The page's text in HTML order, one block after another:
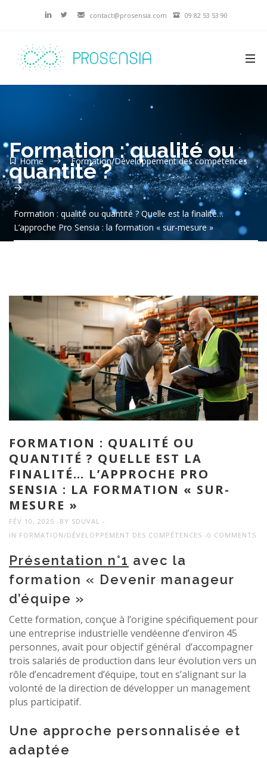
09 82 53 53 90
contact@prosensia.com
Formation : qualité ou
quantité ?
Home Formation/Développement des compétences
Formation : qualité ou quantité ? Quelle est la finalité…
L’approche Pro Sensia : la formation « sur-mesure »
FORMATION : QUALITÉ OU
QUANTITÉ ? QUELLE EST LA
FINALITÉ… L’APPROCHE PRO
SENSIA : LA FORMATION « SUR-
MESURE »
FÉV 10, 2025 BY SDUVAL
IN FORMATION/DÉVELOPPEMENT DES COMPÉTENCES 0 COMMENTS
Présentation n°1 avec la
formation « Devenir manageur
d’équipe »
Cette formation, conçue à l’origine spécifiquement pour
une entreprise industrielle vendéenne d’environ 45
personnes, avait pour objectif général d’accompagner
trois salariés de production dans leur évolution vers un
rôle d’encadrement d’équipe, tout en s’alignant sur la
volonté de la direction de développer un management
plus participatif.
Une approche personnalisée et
adaptée